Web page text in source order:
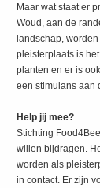
Maar wat staat er
Woud, aan de
landschap,
pleisterplaats is
planten en er is
een stimulans aan
Help jij mee?
Stichting
willen bijdragen.
worden als
in contact. Er zijn